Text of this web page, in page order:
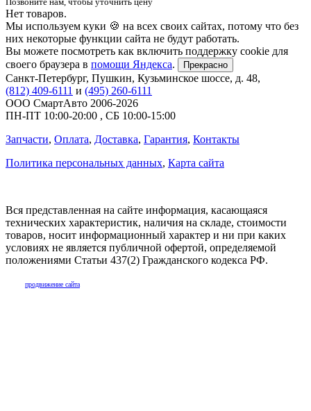
Нет товаров.
Мы используем куки 🍪 на всех своих сайтах, потому что без
них некоторые функции сайта не будут работать.
Вы можете посмотреть как включить поддержку cookie для
своего браузера в помощи Яндекса. Прекрасно
Санкт-Петербург, Пушкин, Кузьминское шоссе, д. 48,
(812) 409-6111 и (495) 260-6111
ООО СмартАвто 2006-2026
ПН-ПТ 10:00-20:00 , СБ 10:00-15:00
Запчасти, Оплата, Доставка, Гарантия, Контакты
Политика персональных данных, Карта сайта
Вся представленная на сайте информация, касающаяся
технических характеристик, наличия на складе, стоимости
товаров, носит информационный характер и ни при каких
условиях не является публичной офертой, определяемой
положениями Статьи 437(2) Гражданского кодекса РФ.
продвижение сайта